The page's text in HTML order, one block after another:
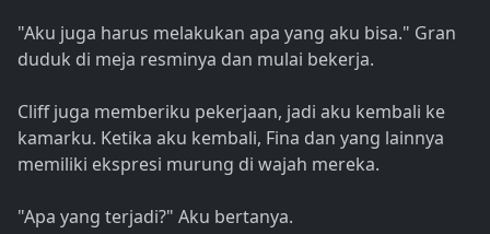
"Aku juga harus melakukan apa yang aku bisa." Gran
duduk di meja resminya dan mulai bekerja.
Cliff juga memberiku pekerjaan, jadi aku kembali ke
kamarku. Ketika aku kembali, Fina dan yang lainnya
memiliki ekspresi murung di wajah mereka.
"Apa yang terjadi?" Aku bertanya.